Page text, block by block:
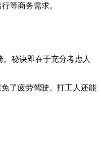
等商务需求。
秘诀即在于充分考虑人
了疲劳驾驶。打工人还能